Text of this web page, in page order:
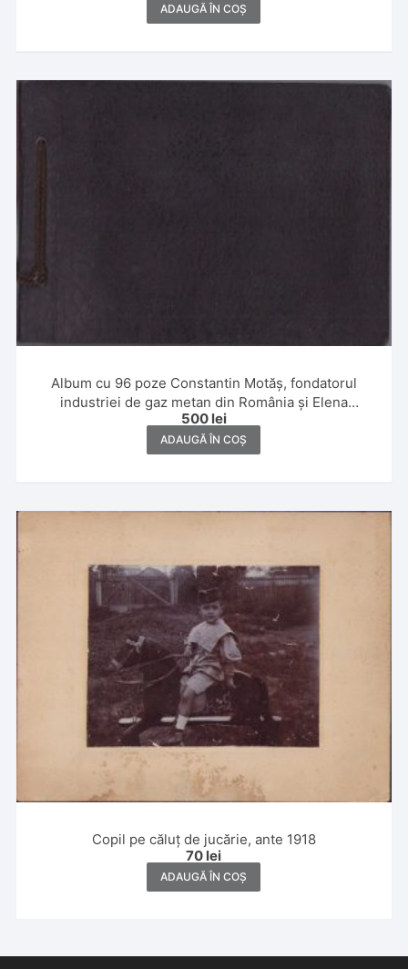
ADAUGĂ ÎN COȘ
Album cu 96 poze Constantin Motăș, fondatorul
industriei de gaz metan din România și Elena
Motăș,1930 și 1931, Banat, Ada Kaleh, Slănic, Poiana
Brașov și Italia
500 lei
ADAUGĂ ÎN COȘ
Copil pe căluț de jucărie, ante 1918
70 lei
ADAUGĂ ÎN COȘ